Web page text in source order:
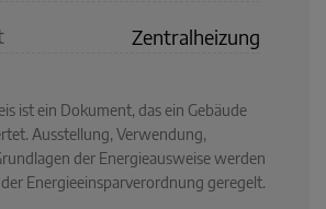
Zentralheizung
ist ein Dokument, das ein Gebäude
Ausstellung, Verwendung,
der Energieausweise werden
Energieeinsparverordnung geregelt.